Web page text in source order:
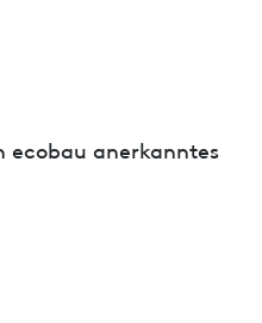
ecobau anerkanntes